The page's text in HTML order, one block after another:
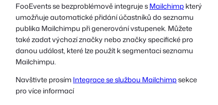
French
Polish
Greek
FooEvents se bezproblémově integruje sMailchimpkterý
umožňuje automatické přidání účastníků do seznamu
publika Mailchimpu při generování vstupenek. Můžete
také zadat výchozí značky nebo značky specifické pro
danou událost, které lze použít k segmentaci seznamu
Mailchimpu.
Navštivte prosím Integrace se službou Mailchimpsekce
pro více informací